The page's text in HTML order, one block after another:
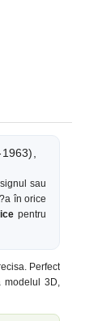
sau
în orice
pentru
Perfect
modelul 3D,